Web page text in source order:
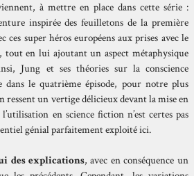
à mettre en place dans cette série :
inspirée des feuilletons de la première
ces super héros européens aux prises avec le
tout en lui ajoutant un aspect métaphysique
Jung et ses théories sur la conscience
dans le quatrième épisode, pour notre plus
un vertige délicieux devant la mise en
en science fiction n’est certes pas
génial parfaitement exploité ici.
des explications, avec en conséquence un